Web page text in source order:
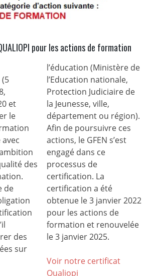
pour les actions de formation
et
le
des
de
des
sur
l’éducation (Ministère de
l’Education nationale,
Protection Judiciaire de
la Jeunesse, ville,
département ou région).
Afin de poursuivre ces
actions, le GFEN s’est
engagé dans ce
processus de
certification. La
certification a été
obtenue le 3 janvier 2022
pour les actions de
formation et renouvelée
le 3 janvier 2025.
Voir notre certificat
Qualiopi